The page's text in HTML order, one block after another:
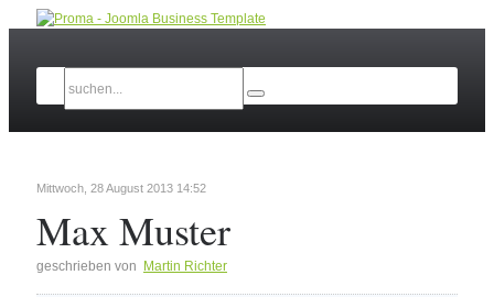
Mittwoch, 28 August 2013 14:52
Max Muster
geschrieben von Martin Richter